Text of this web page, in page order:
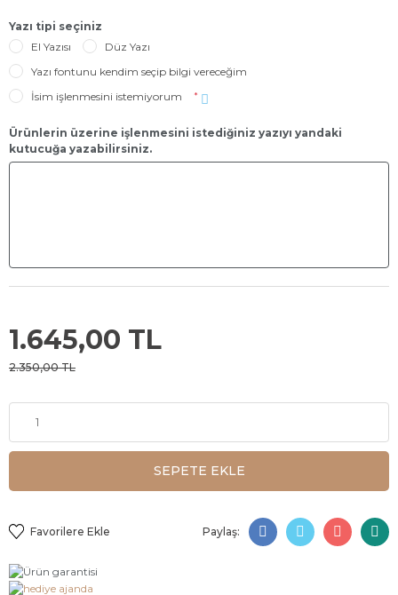
Yazı tipi seçiniz
El Yazısı
Düz Yazı
Yazı fontunu kendim seçip bilgi vereceğim
İsim işlenmesini istemiyorum
*
Ürünlerin üzerine işlenmesini istediğiniz yazıyı yandaki
kutucuğa yazabilirsiniz.
1.645,00 TL
2.350,00 TL
SEPETE EKLE
Paylaş: